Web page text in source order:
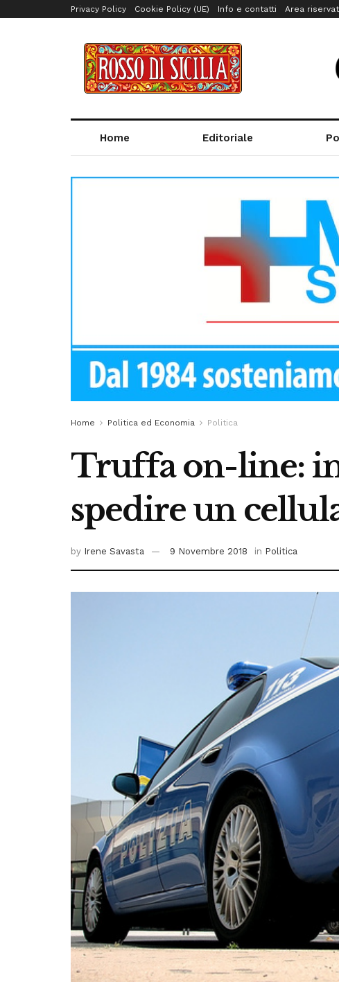
Privacy Policy Cookie Policy (UE) Info e contatti Area
Home Editoriale
Home Politica ed Economia Politica
Truffa on-line:
spedire un
by Irene Savasta 9 Novembre 2018 in Politica